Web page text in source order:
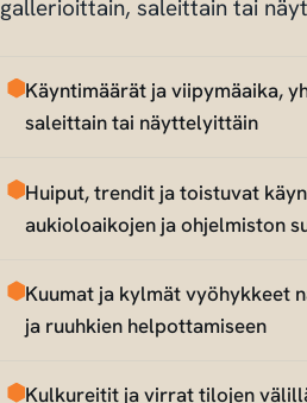
gallerioittain, saleittain tai
Käyntimäärät ja viipymäaika,
saleittain tai näyttelyittäin
Huiput, trendit ja toistuvat
aukioloaikojen ja ohjelmiston
Kuumat ja kylmät vyöhykkeet
ja ruuhkien helpottamiseen
Kulkureitit ja virrat tilojen